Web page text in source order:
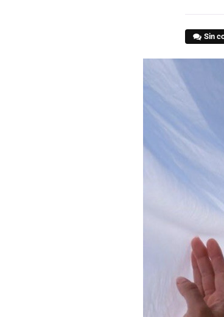
Sin